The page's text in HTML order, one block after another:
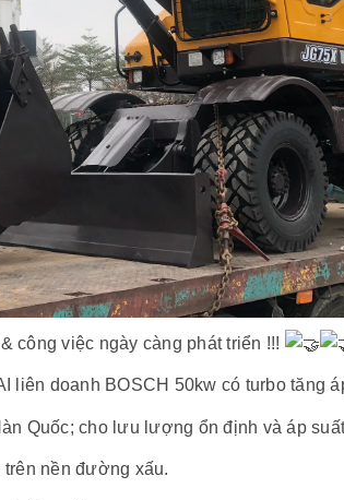
công việc ngày càng phát triển !!!
liên doanh BOSCH 50kw có turbo tăng
Quốc; cho lưu lượng ổn định và áp
trên nền đường xấu.